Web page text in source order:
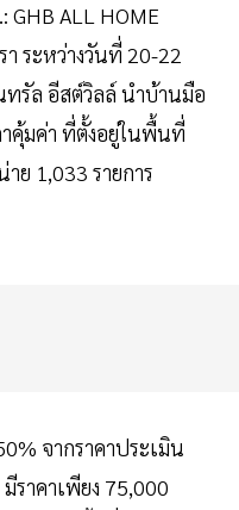
GHB ALL HOME
า ระหว่างวันที่ 20-22
รัล อีสต์วิลล์ นำบ้านมือ
คุ้มค่า ที่ตั้งอยู่ในพื้นที่
ย 1,033 รายการ
จากราคาประเมิน
ราคาเพียง 75,000